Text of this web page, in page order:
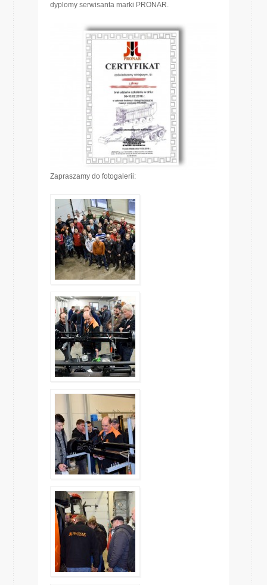
dyplomy serwisanta marki PRONAR.
Zapraszamy do fotogalerii: